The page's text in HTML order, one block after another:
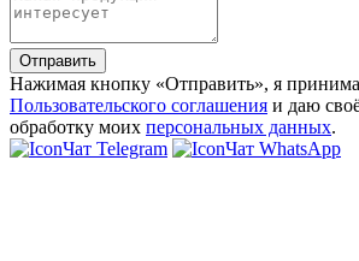
Отправить
Нажимая кнопку «Отправить», я
Пользовательского соглашения и даю
обработку моих персональных данных.
Чат Telegram
Чат WhatsApp